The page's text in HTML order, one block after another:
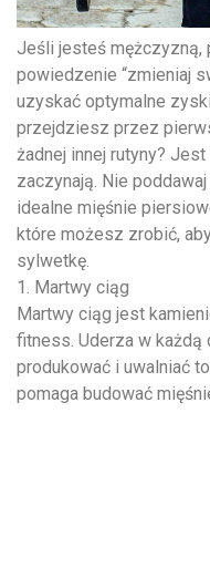
Jeśli jesteś mężczyzną,
powiedzenie “zmieniaj
uzyskać optymalne
przejdziesz przez
żadnej innej rutyny?
zaczynają. Nie
idealne mięśnie
które możesz zrobić,
sylwetkę.
1. Martwy ciąg
Martwy ciąg jest
fitness. Uderza w każdą
produkować i uwalniać
pomaga budować